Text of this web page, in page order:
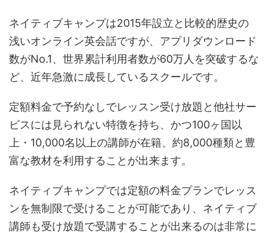
ネイティブキャンプは2015年設立と比較的歴史の
浅いオンライン英会話ですが、アプリダウンロード
数がNo.1、世界累計利用者数が60万人を突破するな
ど、近年急激に成長しているスクールです。
定額料金で予約なしでレッスン受け放題と他社サー
ビスには見られない特徴を持ち、かつ100ヶ国以
上・10,000名以上の講師が在籍、約8,000種類と豊
富な教材を利用することが出来ます。
ネイティブキャンプでは定額の料金プランでレッス
ンを無制限で受けることが可能であり、ネイティブ
講師も受け放題で受講することが出来るのは非常に